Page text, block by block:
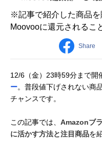
※記事で紹介した商品
Moovooに還元されるこ
Share
12/6（金）23時59分まで開
ー。普段値下げされない商
チャンスです。
この記事では、 Amazonブ
に活かす方法と注目商品を